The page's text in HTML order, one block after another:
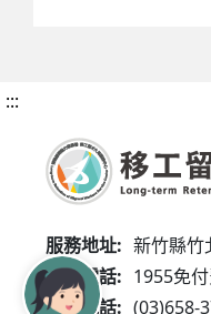
:::
服務地址: 新竹縣竹
服務電話: 1955免
傳真電話: (03)658-